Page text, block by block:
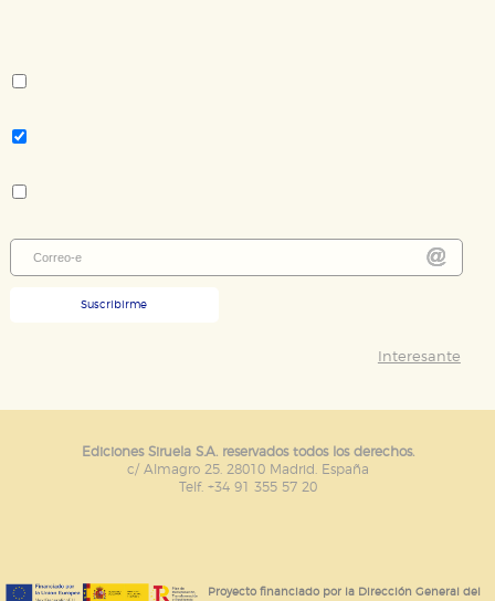
Suscribirme
Interesante
Ediciones Siruela S.A. reservados todos los derechos.
c/ Almagro 25. 28010 Madrid. España
Telf. +34 91 355 57 20
Proyecto financiado por la Dirección General del